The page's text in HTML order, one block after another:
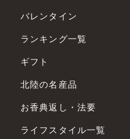
バレンタイン
ランキング一覧
ギフト
北陸の名産品
お香典返し・法要
ライフスタイル一覧